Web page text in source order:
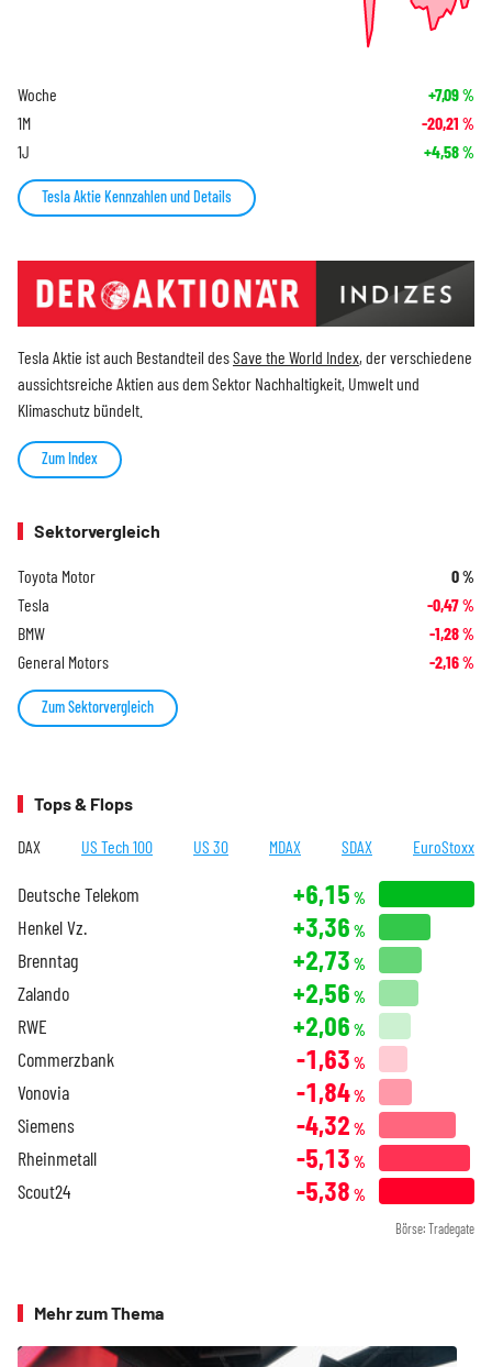
Woche +7,09%
1M -20,21 %
1J +4,58%
Tesla Aktie Kennzahlen und Details
Tesla Aktie ist auch Bestandteil desSave the World Index, der verschiedene
aussichtsreiche Aktien aus dem Sektor Nachhaltigkeit, Umwelt und
Klimaschutz bündelt.
Zum Index
Sektorvergleich
Toyota Motor 0%
Tesla -0,47%
BMW -1,28%
General Motors -2,16%
Zum Sektorvergleich
Tops & Flops
DAX US Tech 100 US 30 MDAX SDAX EuroStoxx
Deutsche Telekom +6,15 %
Henkel Vz. +3,36 %
Brenntag +2,73 %
Zalando +2,56 %
RWE +2,06 %
Commerzbank -1,63 %
Vonovia -1,84%
Siemens -4,32 %
Rheinmetall -5,13 %
Scout24 -5,38 %
Börse: Tradegate
Mehr zum Thema